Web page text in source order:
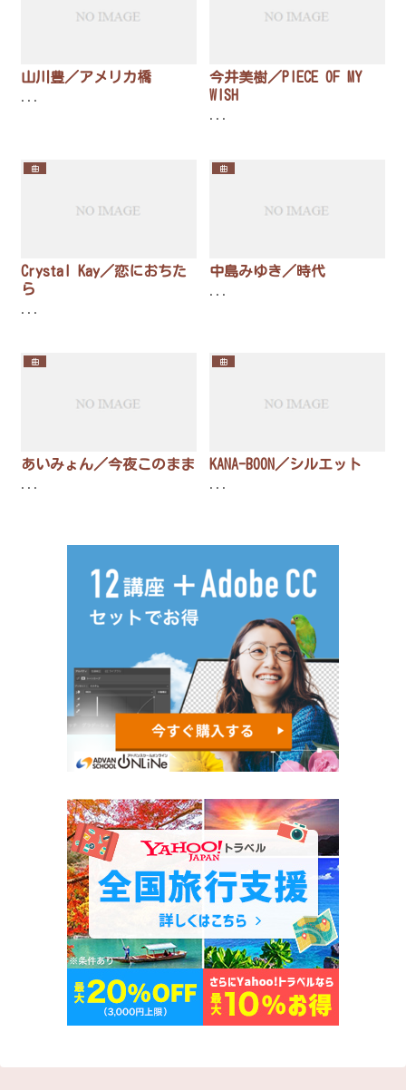
山川豊／アメリカ橋
...
今井美樹／PIECE OF MY
WISH
...
曲
Crystal Kay／恋におちた
ら
...
曲
中島みゆき／時代
...
曲
あいみょん／今夜このまま
...
曲
KANA-BOON／シルエット
...